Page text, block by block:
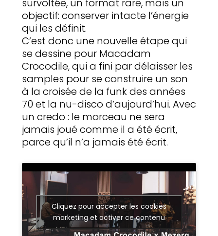
survoltée, un format rare, mais un
objectif: conserver intacte l’énergie
qui les définit.
C’est donc une nouvelle étape qui
se dessine pour Macadam
Crocodile, qui a fini par délaisser les
samples pour se construire un son
à la croisée de la funk des années
70 et la nu-disco d’aujourd’hui. Avec
un credo : le morceau ne sera
jamais joué comme il a été écrit,
parce qu’il n’a jamais été écrit.
Cliquez pour accepter les cookies
marketing et activer ce contenu